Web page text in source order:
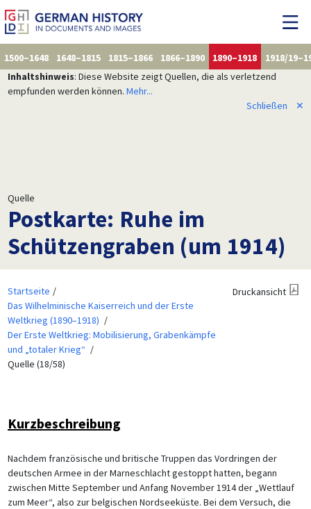
1500–1648 1648–1815 1815–1866 1866–1890 1890–1918
1918/
Inhaltshinweis: Diese Website zeigt Quellen, die als verletzend
empfunden werden können. Mehr...
Schließen
✕
Quelle
Postkarte: Ruhe im
Schützengraben (um 1914)
Startseite
Das Wilhelminische Kaiserreich und der Erste
Weltkrieg (1890–1918)
Der Erste Weltkrieg: Mobilisierung, Grabenkämpfe
und „totaler Krieg“
Quelle (18/58)
Druckansicht
Kurzbeschreibung
Nachdem französische und britische Truppen das Vordringen der
deutschen Armee in der Marneschlacht gestoppt hatten, begann
zwischen Mitte September und Anfang November 1914 der „Wettlauf
zum Meer“, also zur belgischen Nordseeküste. Bei dem Versuch, die